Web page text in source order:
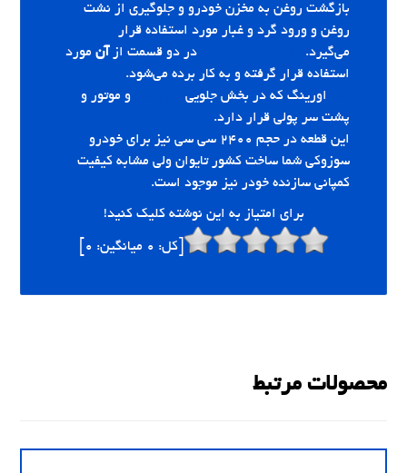
بازگشت روغن به مخزن خودرو و جلوگیری از نشت
روغن و ورود گرد و غبار مورد استفاده قرار
می‌گیرد.
در دو قسمت از آن مورد
استفاده قرار گرفته و به کار برده می‌شود.
اورینگ که در بخش جلویی
و موتور و
پشت سر پولی قرار دارد.
این قطعه در حجم ۲۴۰۰ سی سی نیز برای خودرو
سوزوکی شما ساخت کشور تایوان ولی مشابه کیفیت
کمپانی سازنده خودر نیز موجود است.
برای امتیاز به این نوشته کلیک کنید!
[کل: 0 میانگین: 0
محصولات مرتبط